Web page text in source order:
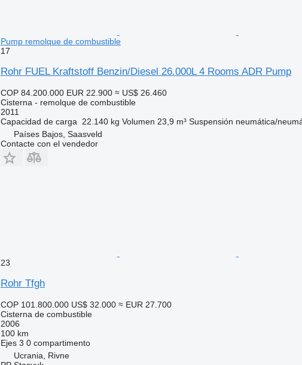
Pump remolque de combustible
17
Rohr FUEL Kraftstoff Benzin/Diesel 26.000L 4 Rooms ADR Pump
COP 84.200.000 EUR 22.900 ≈ US$ 26.460
Cisterna - remolque de combustible
2011
Capacidad de carga
22.140 kg Volumen 23,9 m³ Suspensión neumática/
Países Bajos, Saasveld
Contacte con el vendedor
23
Rohr Tfgh
COP 101.800.000 US$ 32.000 ≈ EUR 27.700
Cisterna de combustible
2006
100 km
Ejes 3 0 compartimento
Ucrania, Rivne